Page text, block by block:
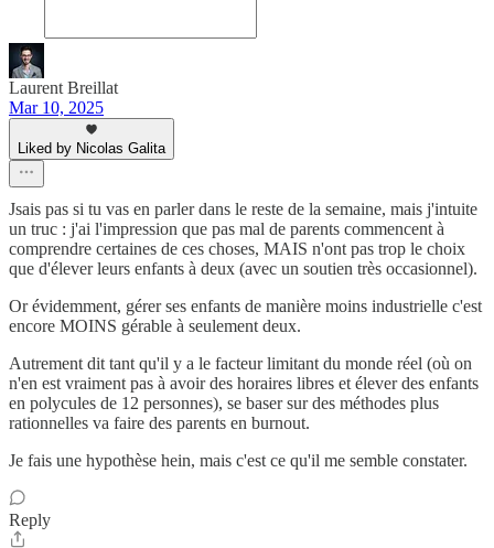
Laurent Breillat
Mar 10, 2025
Liked by Nicolas Galita
Jsais pas si tu vas en parler dans le reste de la semaine, mais j'intuite
un truc : j'ai l'impression que pas mal de parents commencent à
comprendre certaines de ces choses, MAIS n'ont pas trop le choix
que d'élever leurs enfants à deux (avec un soutien très occasionnel).
Or évidemment, gérer ses enfants de manière moins industrielle c'est
encore MOINS gérable à seulement deux.
Autrement dit tant qu'il y a le facteur limitant du monde réel (où on
n'en est vraiment pas à avoir des horaires libres et élever des enfants
en polycules de 12 personnes), se baser sur des méthodes plus
rationnelles va faire des parents en burnout.
Je fais une hypothèse hein, mais c'est ce qu'il me semble constater.
Reply